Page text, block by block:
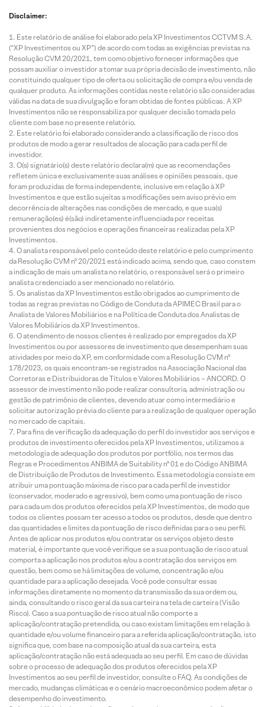
Disclaimer:
Este relatório de análise foi elaborado pela XP Investimentos CCTVM S.A.
(“XP Investimentos ou XP”) de acordo com todas as exigências previstas na
Resolução CVM 20/2021, tem como objetivo fornecer informações que
possam auxiliar o investidor a tomar sua própria decisão de investimento, não
constituindo qualquer tipo de oferta ou solicitação de compra e/ou venda de
qualquer produto. As informações contidas neste relatório são consideradas
válidas na data de sua divulgação e foram obtidas de fontes públicas. A XP
Investimentos não se responsabiliza por qualquer decisão tomada pelo
cliente com base no presente relatório.
Este relatório foi elaborado considerando a classificação de risco dos
produtos de modo a gerar resultados de alocação para cada perfil de
investidor.
O(s) signatário(s) deste relatório declara(m) que as recomendações
refletem única e exclusivamente suas análises e opiniões pessoais, que
foram produzidas de forma independente, inclusive em relação à XP
Investimentos e que estão sujeitas a modificações sem aviso prévio em
decorrência de alterações nas condições de mercado, e que sua(s)
remuneração(es) é(são) indiretamente influenciada por receitas
provenientes dos negócios e operações financeiras realizadas pela XP
Investimentos.
O analista responsável pelo conteúdo deste relatório e pelo cumprimento
da Resolução CVM nº 20/2021 está indicado acima, sendo que, caso constem
a indicação de mais um analista no relatório, o responsável será o primeiro
analista credenciado a ser mencionado no relatório.
Os analistas da XP Investimentos estão obrigados ao cumprimento de
todas as regras previstas no Código de Conduta da APIMEC Brasil para o
Analista de Valores Mobiliários e na Política de Conduta dos Analistas de
Valores Mobiliários da XP Investimentos.
O atendimento de nossos clientes é realizado por empregados da XP
Investimentos ou por assessores de investimento que desempenham suas
atividades por meio da XP, em conformidade com a Resolução CVM nº
178/2023, os quais encontram-se registrados na Associação Nacional das
Corretoras e Distribuidoras de Títulos e Valores Mobiliários – ANCORD. O
assessor de investimento não pode realizar consultoria, administração ou
gestão de patrimônio de clientes, devendo atuar como intermediário e
solicitar autorização prévia do cliente para a realização de qualquer operação
no mercado de capitais.
Para fins de verificação da adequação do perfil do investidor aos serviços e
produtos de investimento oferecidos pela XP Investimentos, utilizamos a
metodologia de adequação dos produtos por portfólio, nos termos das
Regras e Procedimentos ANBIMA de Suitability nº 01 e do Código ANBIMA
de Distribuição de Produtos de Investimento. Essa metodologia consiste em
atribuir uma pontuação máxima de risco para cada perfil de investidor
(conservador, moderado e agressivo), bem como uma pontuação de risco
para cada um dos produtos oferecidos pela XP Investimentos, de modo que
todos os clientes possam ter acesso a todos os produtos, desde que dentro
das quantidades e limites da pontuação de risco definidas para o seu perfil.
Antes de aplicar nos produtos e/ou contratar os serviços objeto deste
material, é importante que você verifique se a sua pontuação de risco atual
comporta a aplicação nos produtos e/ou a contratação dos serviços em
questão, bem como se há limitações de volume, concentração e/ou
quantidade para a aplicação desejada. Você pode consultar essas
informações diretamente no momento da transmissão da sua ordem ou,
ainda, consultando o risco geral da sua carteira na tela de carteira (Visão
Risco). Caso a sua pontuação de risco atual não comporte a
aplicação/contratação pretendida, ou caso existam limitações em relação à
quantidade e/ou volume financeiro para a referida aplicação/contratação, isto
significa que, com base na composição atual da sua carteira, esta
aplicação/contratação não está adequada ao seu perfil. Em caso de dúvidas
sobre o processo de adequação dos produtos oferecidos pela XP
Investimentos ao seu perfil de investidor, consulte o FAQ. As condições de
mercado, mudanças climáticas e o cenário macroeconômico podem afetar o
desempenho do investimento.